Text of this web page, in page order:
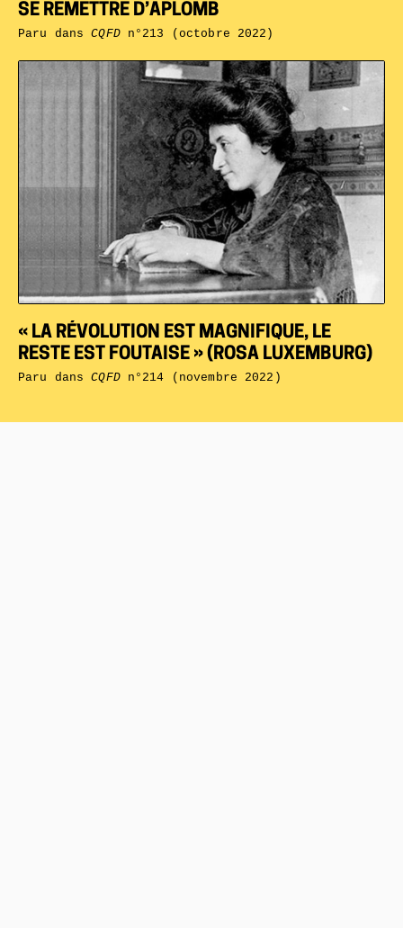
« LA RÉVOLUTION EST MAGNIFIQUE, LE
RESTE EST FOUTAISE » (ROSA LUXEMBURG)
Paru dansCQFDn°214 (novembre 2022)
SE REMETTRE D’APLOMB
Paru dansCQFDn°213 (octobre 2022)